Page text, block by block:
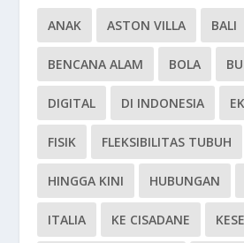
ANAK ASTON VILLA BALI
BENCANA ALAM BOLA
DIGITAL DI INDONESIA
FISIK FLEKSIBILITAS TUBUH
HINGGA KINI HUBUNGAN
ITALIA KE CISADANE